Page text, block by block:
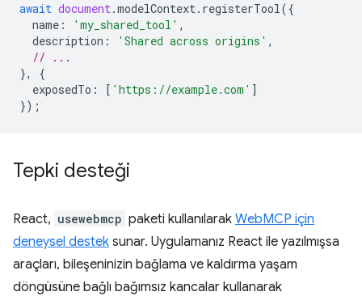
await document.modelContext. registerTool({
name : 'my_shared_tool' ,
description : 'Shared across origins' ,
// ...
},
{
exposedTo : [ 'https://example.com' ]
});
Tepki desteği
React, usewebmcp paketi kullanılarak WebMCP için
deneysel destek sunar. Uygulamanız React ile yazılmışsa
araçları, bileşeninizin bağlama ve kaldırma yaşam
döngüsüne bağlı bağımsız kancalar kullanarak